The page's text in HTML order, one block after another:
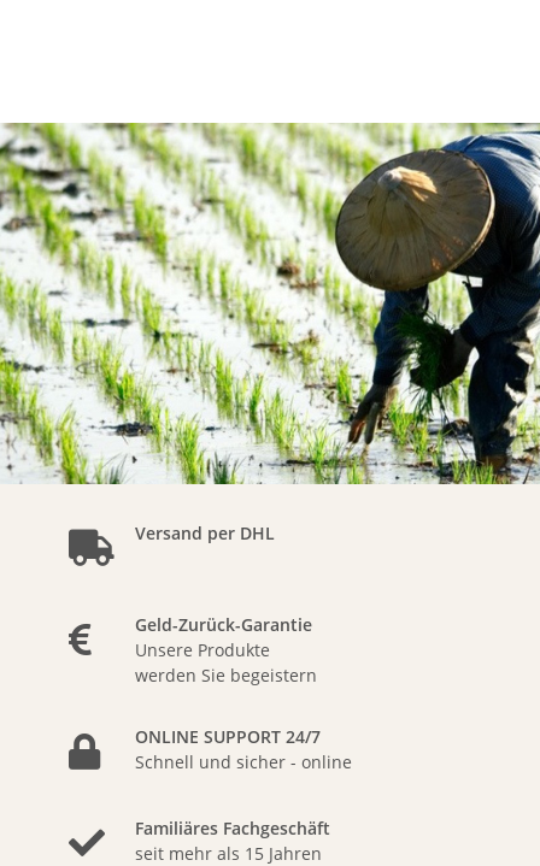
Versand per DHL
Geld-Zurück-Garantie
Unsere Produkte
werden Sie begeistern
ONLINE SUPPORT 24/7
Schnell und sicher - online
Familiäres Fachgeschäft
seit mehr als 15 Jahren